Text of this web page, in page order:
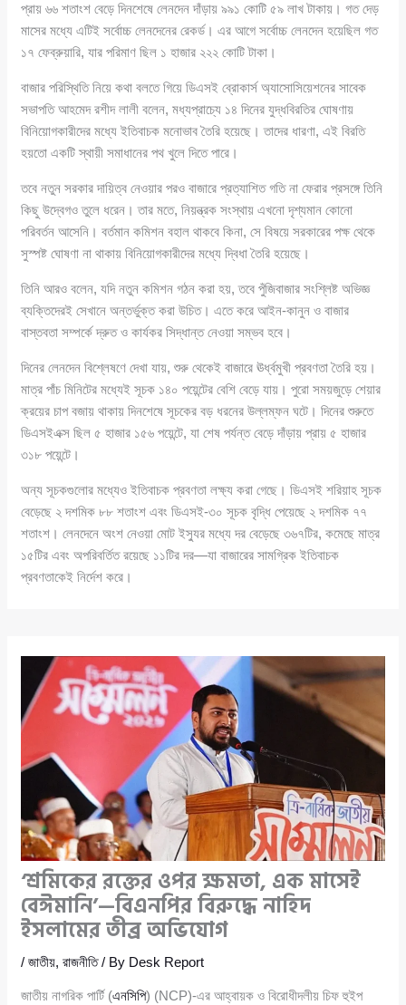
প্রায় ৬৬ শতাংশ বেড়ে দিনশেষে লেনদেন দাঁড়ায় ৯৯১ কোটি ৫৯ লাখ টাকায়। গত দেড়
মাসের মধ্যে এটিই সর্বোচ্চ লেনদেনের রেকর্ড। এর আগে সর্বোচ্চ লেনদেন হয়েছিল গত
১৭ ফেব্রুয়ারি, যার পরিমাণ ছিল ১ হাজার ২২২ কোটি টাকা।
বাজার পরিস্থিতি নিয়ে কথা বলতে গিয়ে ডিএসই ব্রোকার্স অ্যাসোসিয়েশনের সাবেক
সভাপতি আহমেদ রশীদ লালী বলেন, মধ্যপ্রাচ্যে ১৪ দিনের যুদ্ধবিরতির ঘোষণায়
বিনিয়োগকারীদের মধ্যে ইতিবাচক মনোভাব তৈরি হয়েছে। তাদের ধারণা, এই বিরতি
হয়তো একটি স্থায়ী সমাধানের পথ খুলে দিতে পারে।
তবে নতুন সরকার দায়িত্ব নেওয়ার পরও বাজারে প্রত্যাশিত গতি না ফেরার প্রসঙ্গে তিনি
কিছু উদ্বেগও তুলে ধরেন। তার মতে, নিয়ন্ত্রক সংস্থায় এখনো দৃশ্যমান কোনো
পরিবর্তন আসেনি। বর্তমান কমিশন বহাল থাকবে কিনা, সে বিষয়ে সরকারের পক্ষ থেকে
সুস্পষ্ট ঘোষণা না থাকায় বিনিয়োগকারীদের মধ্যে দ্বিধা তৈরি হয়েছে।
তিনি আরও বলেন, যদি নতুন কমিশন গঠন করা হয়, তবে পুঁজিবাজার সংশ্লিষ্ট অভিজ্ঞ
ব্যক্তিদেরই সেখানে অন্তর্ভুক্ত করা উচিত। এতে করে আইন-কানুন ও বাজার
বাস্তবতা সম্পর্কে দ্রুত ও কার্যকর সিদ্ধান্ত নেওয়া সম্ভব হবে।
দিনের লেনদেন বিশ্লেষণে দেখা যায়, শুরু থেকেই বাজারে ঊর্ধ্বমুখী প্রবণতা তৈরি হয়।
মাত্র পাঁচ মিনিটের মধ্যেই সূচক ১৪০ পয়েন্টের বেশি বেড়ে যায়। পুরো সময়জুড়ে শেয়ার
ক্রয়ের চাপ বজায় থাকায় দিনশেষে সূচকের বড় ধরনের উল্লম্ফন ঘটে। দিনের শুরুতে
ডিএসইএক্স ছিল ৫ হাজার ১৫৬ পয়েন্টে, যা শেষ পর্যন্ত বেড়ে দাঁড়ায় প্রায় ৫ হাজার
৩১৮ পয়েন্টে।
অন্য সূচকগুলোর মধ্যেও ইতিবাচক প্রবণতা লক্ষ্য করা গেছে। ডিএসই শরিয়াহ সূচক
বেড়েছে ২ দশমিক ৮৮ শতাংশ এবং ডিএসই-৩০ সূচক বৃদ্ধি পেয়েছে ২ দশমিক ৭৭
শতাংশ। লেনদেনে অংশ নেওয়া মোট ইস্যুর মধ্যে দর বেড়েছে ৩৬৭টির, কমেছে মাত্র
১৫টির এবং অপরিবর্তিত রয়েছে ১১টির দর—যা বাজারের সামগ্রিক ইতিবাচক
প্রবণতাকেই নির্দেশ করে।
‘শ্রমিকের রক্তের ওপর ক্ষমতা, এক মাসেই
বেঈমানি’—বিএনপির বিরুদ্ধে নাহিদ
ইসলামের তীব্র অভিযোগ
/জাতীয়,রাজনীতি/ By Desk Report
জাতীয় নাগরিক পার্টি (এনসিপি) (NCP)-এর আহ্বায়ক ও বিরোধীদলীয় চিফ হুইপ